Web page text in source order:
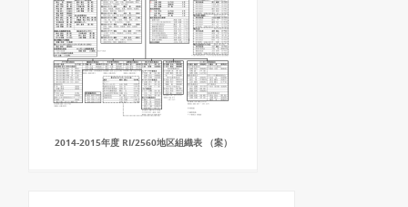
2014-2015年度 RI/2560地区組織表 （案）